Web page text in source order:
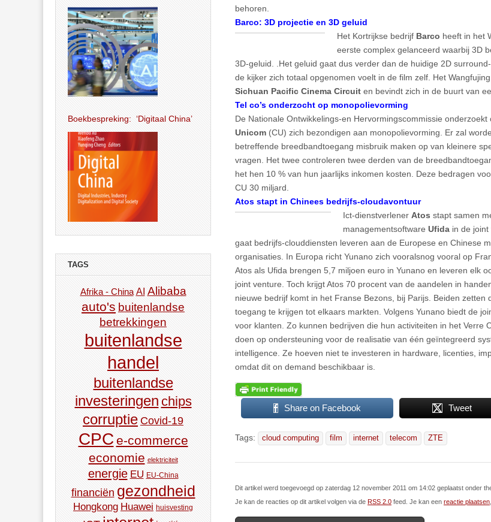
behoren.
Barco: 3D projectie en 3D geluid
Het Kortrijkse bedrijf Barco heeft in het
eerste complex gelanceerd waarbij 3D
3D-geluid. .Het geluid gaat dus verder dan de huidige 2D
de kijker zich totaal opgenomen voelt in de film zelf. Het
Sichuan Pacific Cinema Circuit en bevindt zich in de buurt van
Tel co’s onderzocht op monopolievorming
De Nationale Ontwikkelings-en Hervormingscommissie onderzoekt
Unicom (CU) zich bezondigen aan monopolievorming. Er zal
betreffende breedbandtoegang misbruik maken op van kleinere
vragen. Het twee controleren twee derden van de
het hen 10 % van hun jaarlijks inkomen kosten. Deze bedragen
CU 30 miljard.
Atos stapt in Chinees bedrijfs-cloudavontuur
Ict-dienstverlener Atos stapt samen
managementsoftware Ufida in de joint
gaat bedrijfs-clouddiensten leveren aan de Europese en Chinese
organisaties. In Europa richt Yunano zich vooralsnog vooral op
Atos als Ufida brengen 5,7 miljoen euro in Yunano en leveren elk
joint venture. Toch krijgt Atos 70 procent van de aandelen in
nieuwe bedrijf komt in het Franse Bezons, bij Parijs. Beiden zetten
toegang te krijgen tot elkaars markten. Volgens Yunano biedt de
voor klanten. Zo kunnen bedrijven die hun activiteiten in het Verre
doen op ondersteuning voor de realisatie van één geïntegreerd
intelligence. Ze hoeven niet te investeren in hardware, licenties,
omdat dit on demand beschikbaar is.
Share on Facebook Tweet
Tags: cloud computing film internet telecom ZTE
Dit artikel werd toegevoegd op zaterdag 12 november 2011 om 14:02 geplaatst onder
Je kan de reacties op dit artikel volgen via de RSS 2.0 feed. Je kan een reactie plaatsen
Boekbespreking: ‘Digitaal China’
TAGS
Afrika - China AI Alibaba
auto's buitenlandse
betrekkingen
buitenlandse
handel
buitenlandse
investeringen chips
corruptie Covid-19
CPC e-commerce
economie elektriciteit
energie EU EU-China
financiën gezondheid
Hongkong Huawei huisvesting